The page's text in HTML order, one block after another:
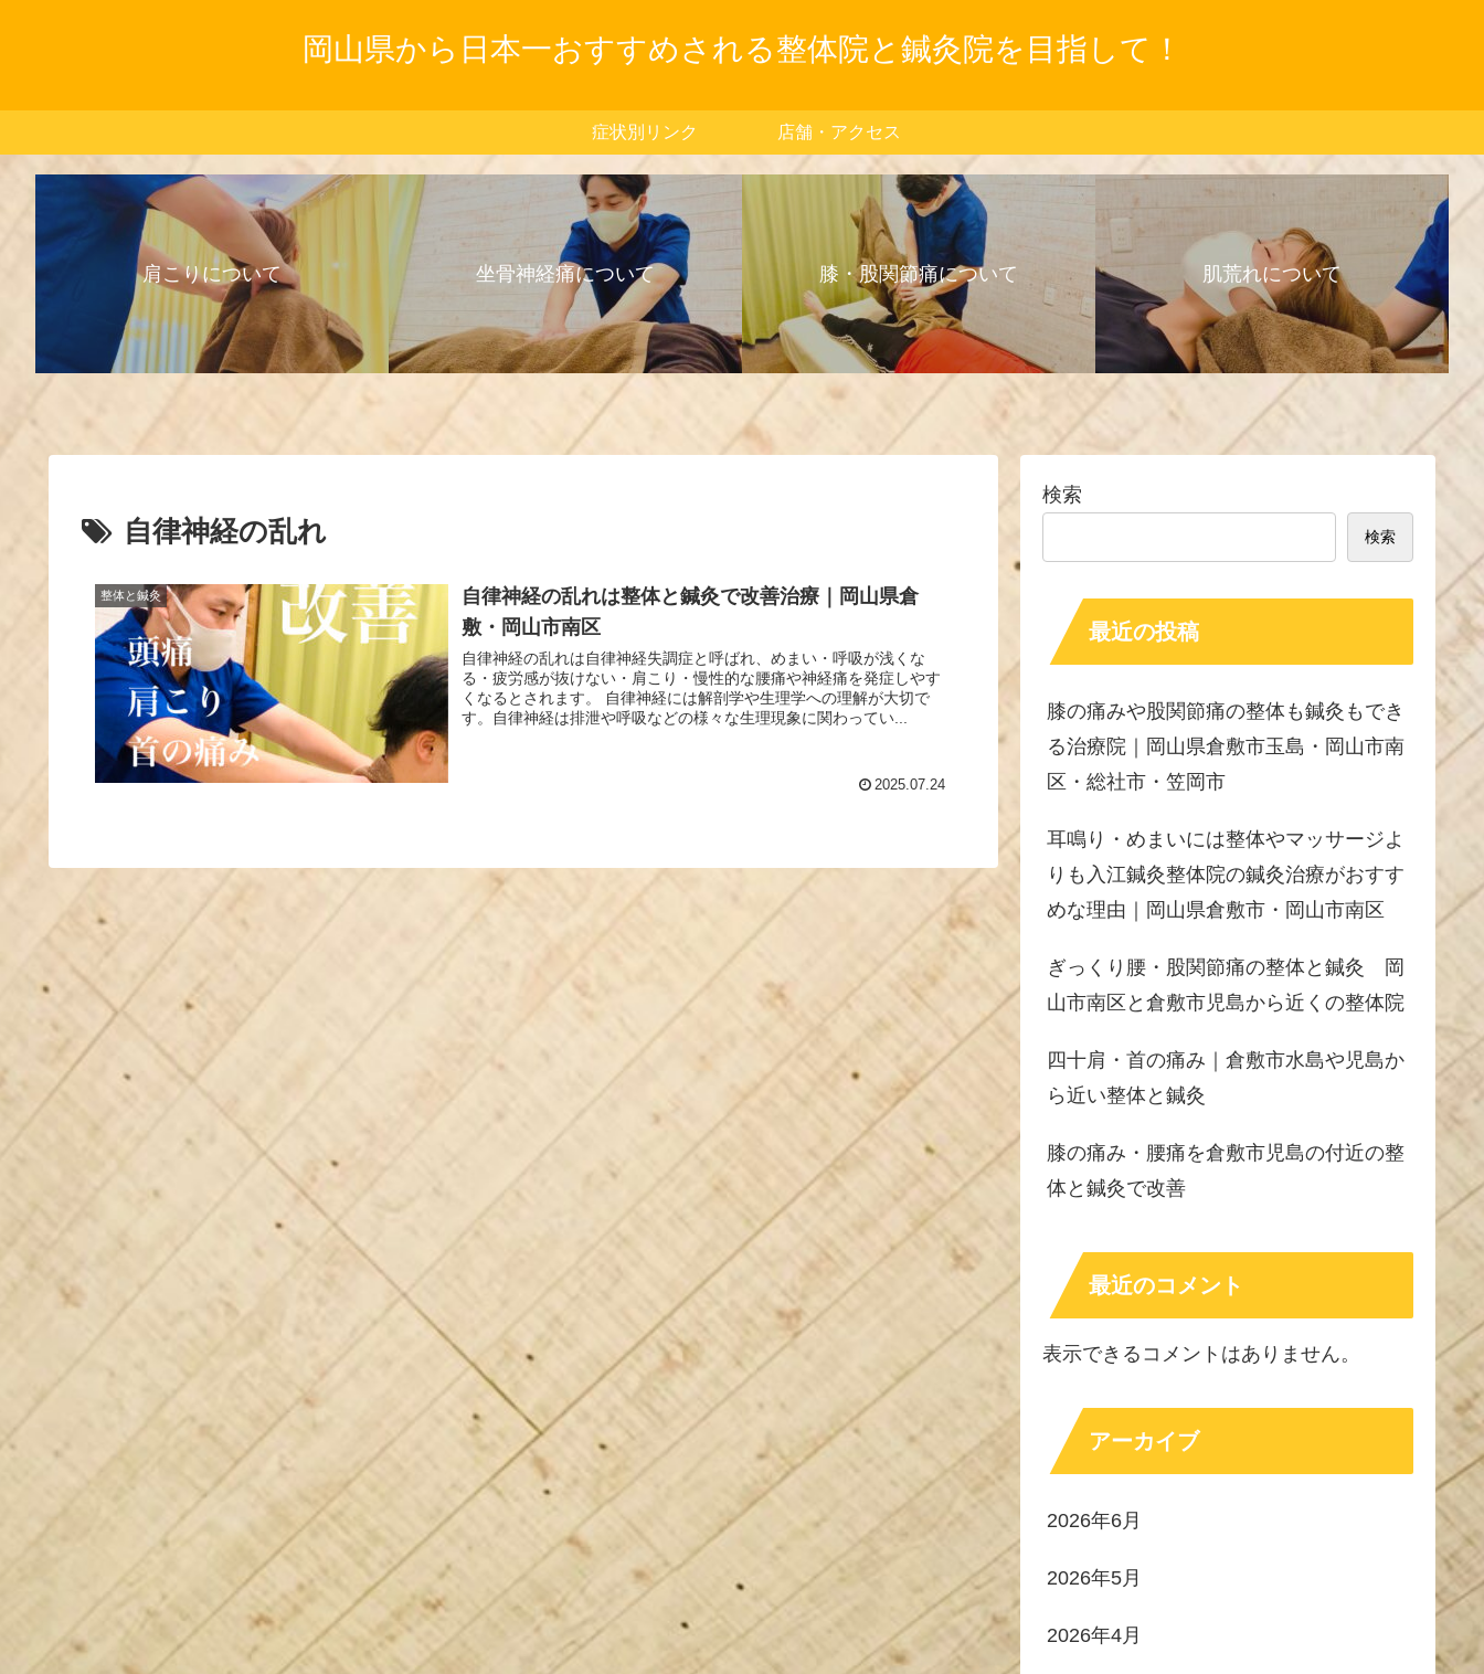
岡山県から日本一おすすめされる整体院と鍼灸院を目指して！
症状別リンク 店舗・アクセス
肩こりについて 坐骨神経痛について 膝・股関節痛について 肌荒れについて
自律神経の乱れ
整体と鍼灸
自律神経の乱れは整体と鍼灸で改善治療｜岡山県倉
敷・岡山市南区
自律神経の乱れは自律神経失調症と呼ばれ、めまい・呼吸が浅くな
る・疲労感が抜けない・肩こり・慢性的な腰痛や神経痛を発症しやす
くなるとされます。 自律神経には解剖学や生理学への理解が大切で
す。自律神経は排泄や呼吸などの様々な生理現象に関わってい...
2025.07.24
検索
検索
最近の投稿
膝の痛みや股関節痛の整体も鍼灸もでき
る治療院｜岡山県倉敷市玉島・岡山市南
区・総社市・笠岡市
耳鳴り・めまいには整体やマッサージよ
りも入江鍼灸整体院の鍼灸治療がおすす
めな理由｜岡山県倉敷市・岡山市南区
ぎっくり腰・股関節痛の整体と鍼灸 岡
山市南区と倉敷市児島から近くの整体院
四十肩・首の痛み｜倉敷市水島や児島か
ら近い整体と鍼灸
膝の痛み・腰痛を倉敷市児島の付近の整
体と鍼灸で改善
最近のコメント
表示できるコメントはありません。
アーカイブ
2026年6月
2026年5月
2026年4月